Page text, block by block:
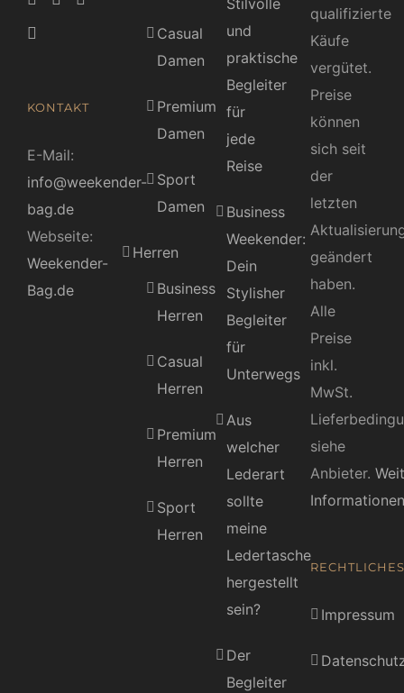
KONTAKT
E-Mail:
info@weekender-
bag.de
Webseite:
Weekender-
Bag.de
Casual
Damen
Premium
Damen
Sport
Damen
Herren
Business
Herren
Casual
Herren
Premium
Herren
Sport
Herren
Stilvolle
und
praktische
Begleiter
für
jede
Reise
Business
Weekender:
Dein
Stylisher
Begleiter
für
Unterwegs
Aus
welcher
Lederart
sollte
meine
Ledertasche
hergestellt
sein?
Der
Begleiter
qualifizierte
Käufe
vergütet.
Preise
können
sich seit
der
letzten
geändert
haben.
Alle
Preise
inkl.
MwSt.
siehe
Anbieter.
Informationen
RECHTLICHES
Impressum